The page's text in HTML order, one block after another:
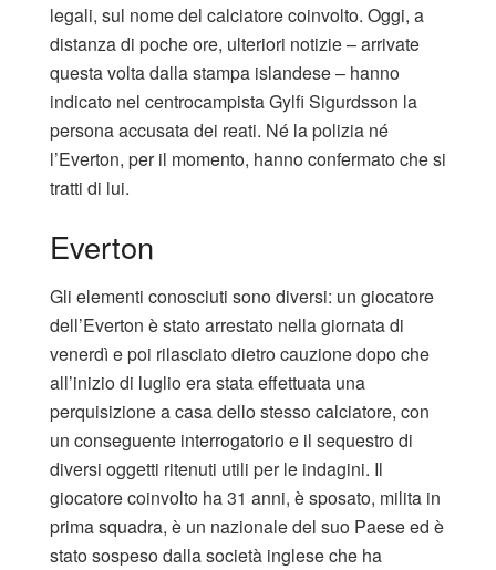
legali, sul nome del calciatore coinvolto. Oggi, a
distanza di poche ore, ulteriori notizie – arrivate
questa volta dalla stampa islandese – hanno
indicato nel centrocampista Gylfi Sigurdsson la
persona accusata dei reati. Né la polizia né
l’Everton, per il momento, hanno confermato che si
tratti di lui.
Everton
Gli elementi conosciuti sono diversi: un giocatore
dell’Everton è stato arrestato nella giornata di
venerdì e poi rilasciato dietro cauzione dopo che
all’inizio di luglio era stata effettuata una
perquisizione a casa dello stesso calciatore, con
un conseguente interrogatorio e il sequestro di
diversi oggetti ritenuti utili per le indagini. Il
giocatore coinvolto ha 31 anni, è sposato, milita in
prima squadra, è un nazionale del suo Paese ed è
stato sospeso dalla società inglese che ha